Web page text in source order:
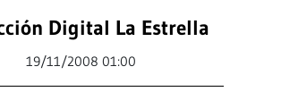
Digital La Estrella
19/11/2008 01:00